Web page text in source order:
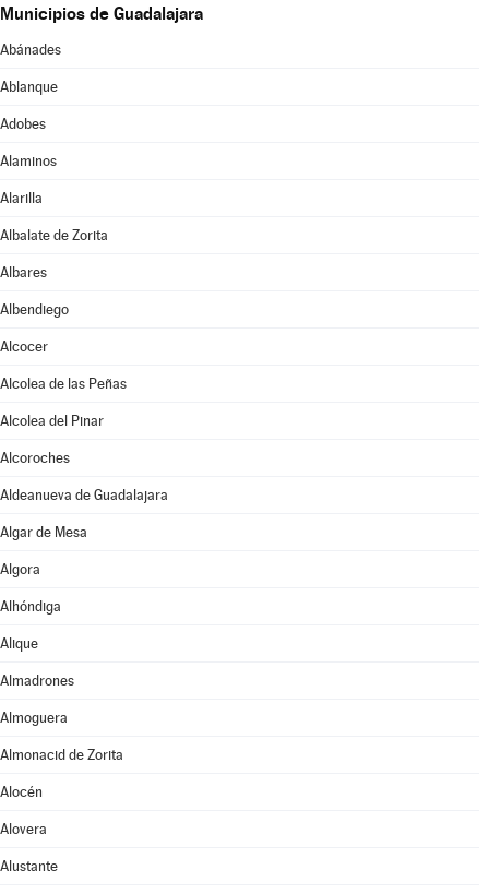
Municipios de Guadalajara
Abánades
Ablanque
Adobes
Alaminos
Alarilla
Albalate de Zorita
Albares
Albendiego
Alcocer
Alcolea de las Peñas
Alcolea del Pinar
Alcoroches
Aldeanueva de Guadalajara
Algar de Mesa
Algora
Alhóndiga
Alique
Almadrones
Almoguera
Almonacid de Zorita
Alocén
Alovera
Alustante